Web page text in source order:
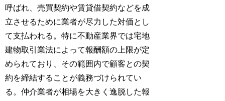
呼ばれ、売買契約や賃貸借契約などを成
立させるために業者が尽力した対価とし
て支払われる。特に不動産業界では宅地
建物取引業法によって報酬額の上限が定
められており、その範囲内で顧客との契
約を締結することが義務づけられてい
る。仲介業者が相場を大きく逸脱した報